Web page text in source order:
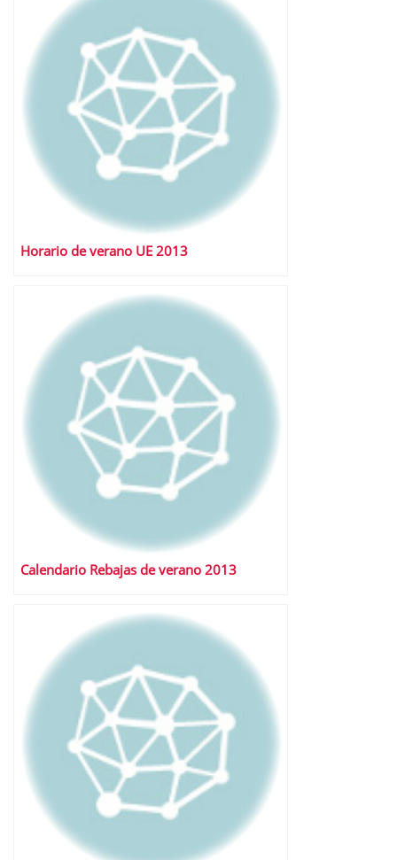
Horario de verano UE 2013
Calendario Rebajas de verano 2013